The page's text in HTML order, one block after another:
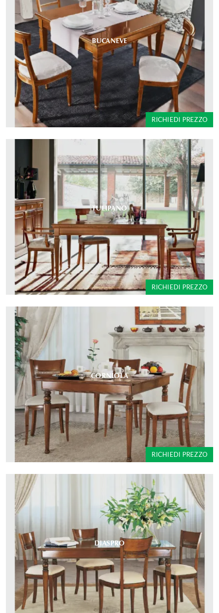
BUCANEVE
RICHIEDI PREZZO
TULIPANO
RICHIEDI PREZZO
CORNIOLA
RICHIEDI PREZZO
DIASPRO